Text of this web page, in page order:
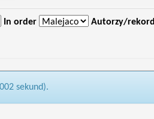
In order Autorzy/rekord
sekund).